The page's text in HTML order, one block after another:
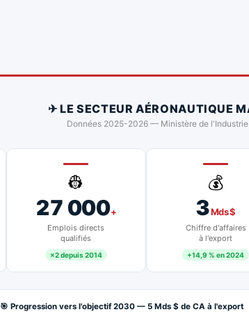
✈ LE SECTEUR AÉRONAUTIQUE
Données 2025-2026 — Ministère de l'Industrie
👷
27 000+
Emplois directs
qualifiés
×2 depuis 2014
💰
3Mds $
Chiffre d'affaires
à l'export
+14,9 % en 2024
🎯 Progression vers l'objectif 2030 — 5 Mds $ de CA à l'export